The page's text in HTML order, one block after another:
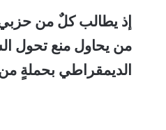
إذ يطالب كلٌ من حزبي
من يحاول منع تحول
الديمقراطي بحملةٍ